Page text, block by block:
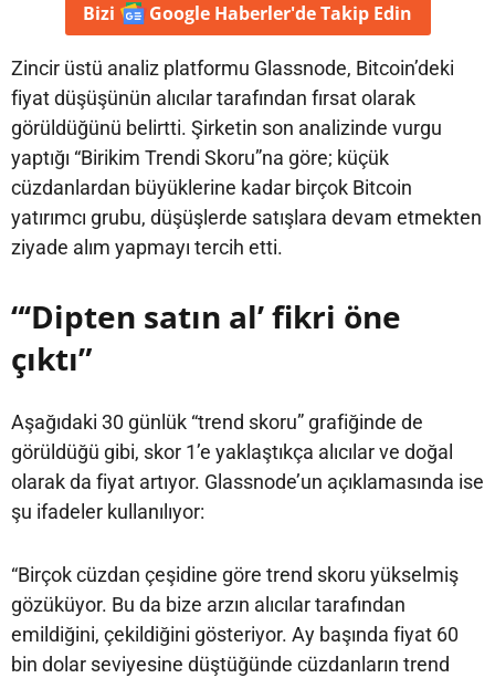
Bizi Google Haberler'deTakip Edin
Zincir üstü analiz platformu Glassnode, Bitcoin’deki
fiyat düşüşünün alıcılar tarafından fırsat olarak
görüldüğünü belirtti. Şirketin son analizinde vurgu
yaptığı “Birikim Trendi Skoru”na göre; küçük
cüzdanlardan büyüklerine kadar birçok Bitcoin
yatırımcı grubu, düşüşlerde satışlara devam etmekten
ziyade alım yapmayı tercih etti.
“‘Dipten satın al’ fikri öne
çıktı”
Aşağıdaki 30 günlük “trend skoru” grafiğinde de
görüldüğü gibi, skor 1’e yaklaştıkça alıcılar ve doğal
olarak da fiyat artıyor. Glassnode’un açıklamasında ise
şu ifadeler kullanılıyor:
“Birçok cüzdan çeşidine göre trend skoru yükselmiş
gözüküyor. Bu da bize arzın alıcılar tarafından
emildiğini, çekildiğini gösteriyor. Ay başında fiyat 60
bin dolar seviyesine düştüğünde cüzdanların trend